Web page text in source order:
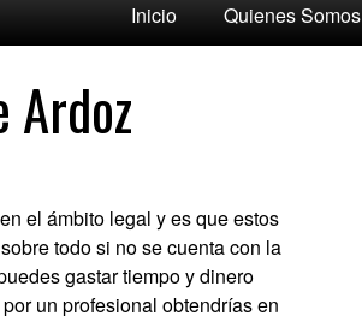
Inicio Quienes Somos
Ardoz
el ámbito legal y es que estos
todo si no se cuenta con la
gastar tiempo y dinero
un profesional obtendrías en